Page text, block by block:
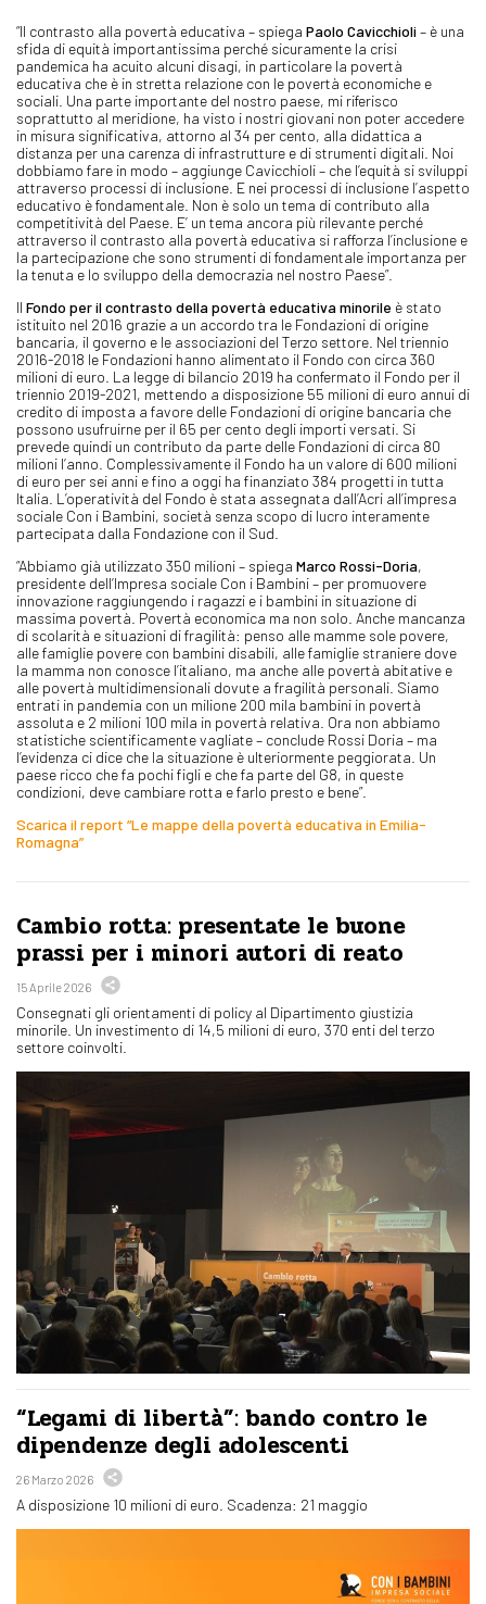
“Il contrasto alla povertà educativa – spiega Paolo Cavicchioli– è una
sfida di equità importantissima perché sicuramente la crisi
pandemica ha acuito alcuni disagi, in particolare la povertà
educativa che è in stretta relazione con le povertà economiche e
sociali. Una parte importante del nostro paese, mi riferisco
soprattutto al meridione, ha visto i nostri giovani non poter accedere
in misura significativa, attorno al 34 per cento, alla didattica a
distanza per una carenza di infrastrutture e di strumenti digitali. Noi
dobbiamo fare in modo – aggiunge Cavicchioli – che l’equità si sviluppi
attraverso processi di inclusione. E nei processi di inclusione l’aspetto
educativo è fondamentale. Non è solo un tema di contributo alla
competitività del Paese. E’ un tema ancora più rilevante perché
attraverso il contrasto alla povertà educativa si rafforza l’inclusione e
la partecipazione che sono strumenti di fondamentale importanza per
la tenuta e lo sviluppo della democrazia nel nostro Paese”.
Il Fondo per il contrasto della povertà educativa minorile è stato
istituito nel 2016 grazie a un accordo tra le Fondazioni di origine
bancaria, il governo e le associazioni del Terzo settore. Nel triennio
2016-2018 le Fondazioni hanno alimentato il Fondo con circa 360
milioni di euro. La legge di bilancio 2019 ha confermato il Fondo per il
triennio 2019-2021, mettendo a disposizione 55 milioni di euro annui di
credito di imposta a favore delle Fondazioni di origine bancaria che
possono usufruirne per il 65 per cento degli importi versati. Si
prevede quindi un contributo da parte delle Fondazioni di circa 80
milioni l’anno. Complessivamente il Fondo ha un valore di 600 milioni
di euro per sei anni e fino a oggi ha finanziato 384 progetti in tutta
Italia. L’operatività del Fondo è stata assegnata dall’Acri all’impresa
sociale Con i Bambini, società senza scopo di lucro interamente
partecipata dalla Fondazione con il Sud.
“Abbiamo già utilizzato 350 milioni – spiega Marco Rossi-Doria,
presidente dell’Impresa sociale Con i Bambini – per promuovere
innovazione raggiungendo i ragazzi e i bambini in situazione di
massima povertà. Povertà economica ma non solo. Anche mancanza
di scolarità e situazioni di fragilità: penso alle mamme sole povere,
alle famiglie povere con bambini disabili, alle famiglie straniere dove
la mamma non conosce l’italiano, ma anche alle povertà abitative e
alle povertà multidimensionali dovute a fragilità personali. Siamo
entrati in pandemia con un milione 200 mila bambini in povertà
assoluta e 2 milioni 100 mila in povertà relativa. Ora non abbiamo
statistiche scientificamente vagliate – conclude Rossi Doria – ma
l’evidenza ci dice che la situazione è ulteriormente peggiorata. Un
paese ricco che fa pochi figli e che fa parte del G8, in queste
condizioni, deve cambiare rotta e farlo presto e bene”.
Scarica il report “Le mappe della povertà educativa in Emilia-
Romagna”
Cambio rotta: presentate le buone
prassi per i minori autori di reato
15 Aprile 2026
Consegnati gli orientamenti di policy al Dipartimento giustizia
minorile. Un investimento di 14,5 milioni di euro, 370 enti del terzo
settore coinvolti.
“Legami di libertà”: bando contro le
dipendenze degli adolescenti
26 Marzo 2026
A disposizione 10 milioni di euro. Scadenza: 21 maggio